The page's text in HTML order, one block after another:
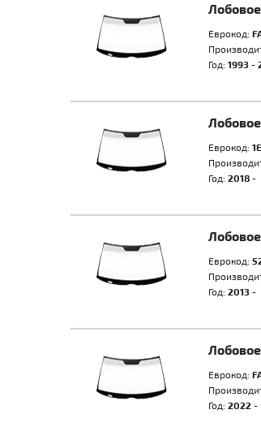
Лобовое
Еврокод:
Год: 1993 -
Еврокод:
Год: 2018 -
Лобовое
Еврокод:
Год: 2013 -
Еврокод:
Год: 2022 -